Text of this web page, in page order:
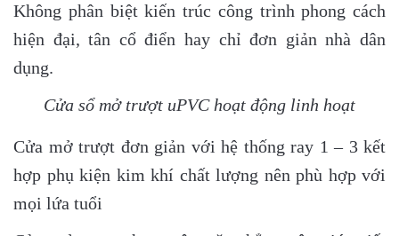
Không phân biệt kiến trúc công trình phong cách
hiện đại, tân cổ điển hay chỉ đơn giản nhà dân
dụng.
Cửa sổ mở trượt uPVC hoạt động linh hoạt
Cửa mở trượt đơn giản với hệ thống ray 1 – 3 kết
hợp phụ kiện kim khí chất lượng nên phù hợp với
mọi lứa tuổi